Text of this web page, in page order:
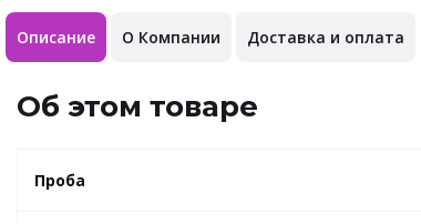
Описание О Компании Доставка и оплата
Об этом товаре
Проба